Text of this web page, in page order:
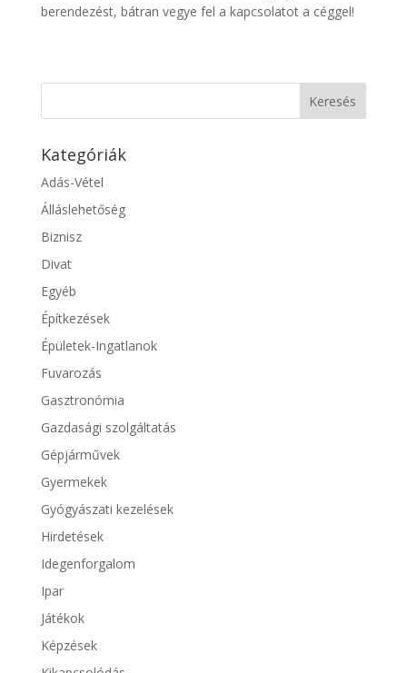
berendezést, bátran vegye fel a kapcsolatot a céggel!
Kategóriák
Adás-Vétel
Álláslehetőség
Biznisz
Divat
Egyéb
Építkezések
Épületek-Ingatlanok
Fuvarozás
Gasztronómia
Gazdasági szolgáltatás
Gépjárművek
Gyermekek
Gyógyászati kezelések
Hirdetések
Idegenforgalom
Ipar
Játékok
Képzések